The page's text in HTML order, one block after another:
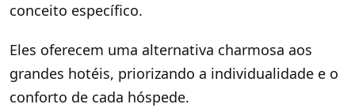
conceito específico.
Eles oferecem uma alternativa charmosa aos
grandes hotéis, priorizando a individualidade e o
conforto de cada hóspede.